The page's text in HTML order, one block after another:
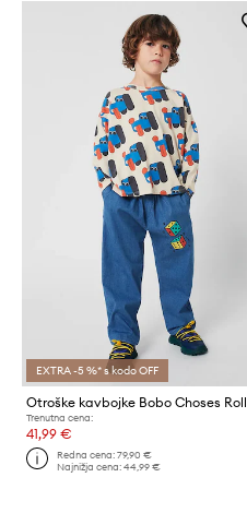
EXTRA -5 %* s kodo OFF
Trenutna cena:
41,99 €
Redna cena:79,90 €
Najnižja cena:44,99 €